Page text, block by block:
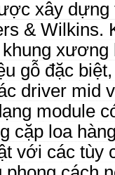
xây
& Wilkins.
khung
gỗ đặc
driver mid
module
cặp loa
với các tùy